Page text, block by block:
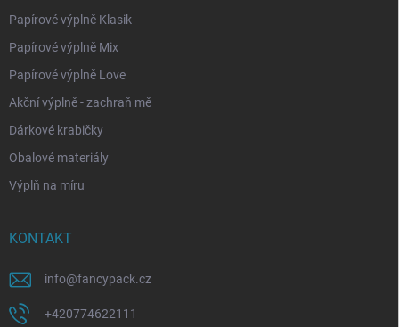
Papírové výplně Klasik
Papírové výplně Mix
Papírové výplně Love
Akční výplně - zachraň mě
Dárkové krabičky
Obalové materiály
Výplň na míru
KONTAKT
info@fancypack.cz
+420774622111